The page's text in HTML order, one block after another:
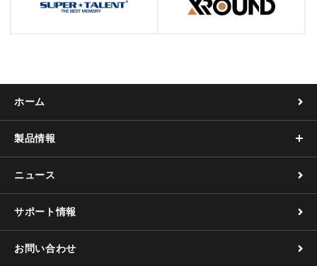
ホーム
製品情報
ニュース
サポート情報
お問い合わせ